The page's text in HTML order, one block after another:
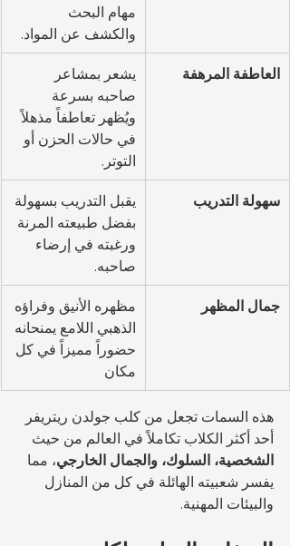
مهام البحث
والكشف عن المواد.
العاطفة المرهفة
يشعر بمشاعر
صاحبه بسرعة
ويُظهر تعاطفاً مذهلاً
في حالات الحزن أو
التوتر.
سهولة التدريب
يقبل التدريب بسهولة
بفضل طبيعته المرنة
ورغبته في إرضاء
صاحبه.
جمال المظهر
مظهره الأنيق وفراؤه
الذهبي اللامع يمنحانه
حضوراً مميزاً في كل
مكان
هذه السمات تجعل من كلب جولدن ريتريفر
أحد أكثر الكلاب تكاملاً في العالم من حيث
الشخصية، السلوك، والجمال الخارجي، مما
يفسر شعبيته الهائلة في كل من المنازل
والبيئات المهنية.